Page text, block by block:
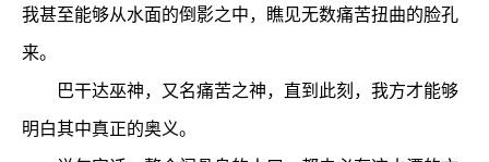
我甚至能够从水面的倒影之中，瞧见无数痛苦扭曲的脸孔
来。
巴干达巫神，又名痛苦之神，直到此刻，我方才能够
明白其中真正的奥义。